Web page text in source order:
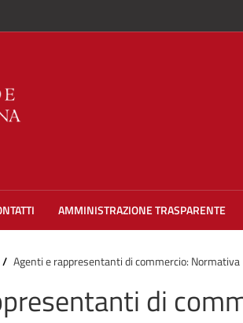
AMMINISTRAZIONE TRASPARENTE
Agenti e rappresentanti di commercio: Normativa
di